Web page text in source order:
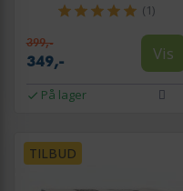
(1)
399,-
349,- Vis
På lager
TILBUD